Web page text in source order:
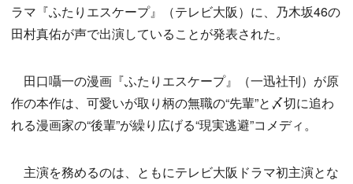
ラマ『ふたりエスケープ』（テレビ大阪）に、乃木坂46の
田村真佑が声で出演していることが発表された。
田口囁一の漫画『ふたりエスケープ』（一迅社刊）が原
作の本作は、可愛いが取り柄の無職の“先輩”と〆切に追わ
れる漫画家の“後輩”が繰り広げる“現実逃避”コメディ。
主演を務めるのは、ともにテレビ大阪ドラマ初主演とな